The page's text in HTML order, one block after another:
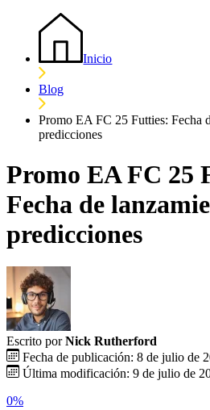
Inicio
Blog
Promo EA FC 25 Futties: Fecha
predicciones
Promo EA FC 25
Fecha de
predicciones
Escrito por Nick Rutherford
Fecha de publicación: 8 de julio de
Última modificación: 9 de julio de
0%